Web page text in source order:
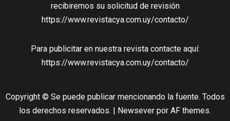
recibiremos su solicitud de revisión
https://www.revistacya.com.uy/contacto/
Para publicitar en nuestra revista contacte aquí:
https://www.revistacya.com.uy/contacto/
Copyright © Se puede publicar mencionando la fuente. Todos
los derechos reservados. | Newsever por AF themes.